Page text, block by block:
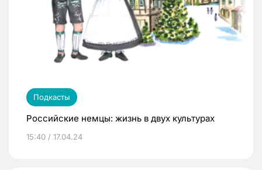
Подкасты
Российские немцы: жизнь в двух культурах
15:40 / 17.04.24